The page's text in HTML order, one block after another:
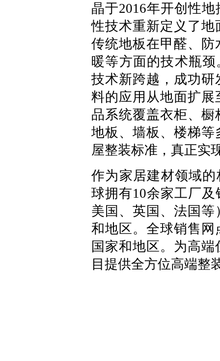
晶于2016年开创性
性技术重新定义了
传统地板在甲醛、
暖等方面的技术瓶颈
技术新跨越，成功
料的应用从地面扩
品系统覆盖衣柜、
地板、墙板、楼梯
屋整装标准，真正实
作为家居建材领域
球拥有10余家工厂
美国、英国、法国
和地区。全球销售网
国家和地区。为高
目提供全方位高端整